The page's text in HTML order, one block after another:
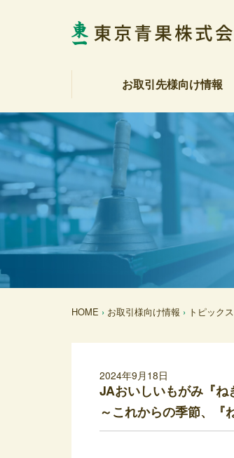
お取引先様向け情報
相場表・入荷数量報告書
野菜・果実展望
トピックス・お知らせ
商品紹介
注文受注室
販促カレンダー
産地カレンダー
公表資料（受託契約約款等）
HOME › お取引様向け情報 › トピック
2024年9月18日
JAおいしいもがみ『ね
～これからの季節、『